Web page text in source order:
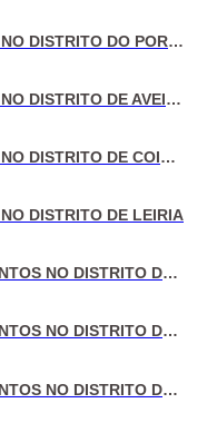
VENDA DE MORADIAS NO DISTRITO DO PORTO
VENDA DE MORADIAS NO DISTRITO DE AVEIRO
VENDA DE MORADIAS NO DISTRITO DE COIMBRA
DISTRITO DE LEIRIA
VENDA DE APARTAMENTOS NO DISTRITO DE LISBOA
VENDA DE APARTAMENTOS NO DISTRITO DO PORTO
VENDA DE APARTAMENTOS NO DISTRITO DE AVEIRO